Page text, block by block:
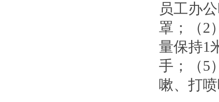
员工办
罩；（2
量保持1
手；（5
嗽、打